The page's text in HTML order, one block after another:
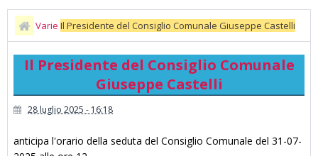
Varie Il Presidente del Consiglio Comunale Giuseppe Castelli
Il Presidente del Consiglio Comunale
Giuseppe Castelli
28 luglio 2025 - 16:18
anticipa l'orario della seduta del Consiglio Comunale del 31-07-